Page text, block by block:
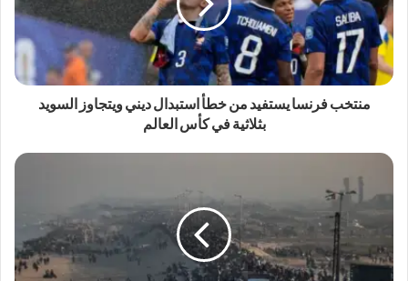
منتخب فرنسا يستفيد من خطأ استبدال ديني ويتجاوز السويد
بثلاثية في كأس العالم